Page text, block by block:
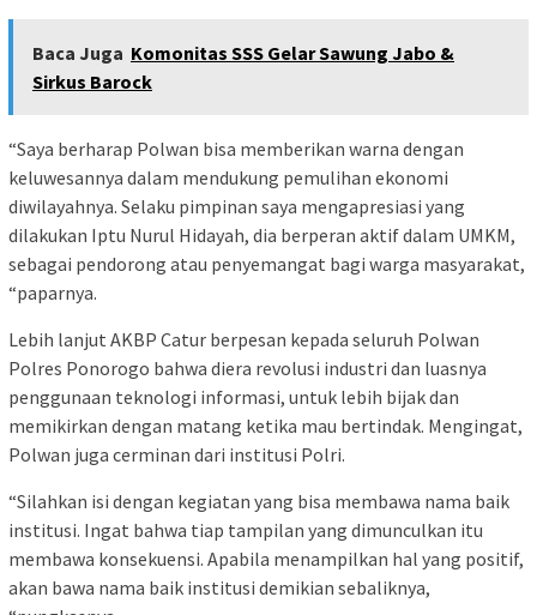
Baca Juga Komonitas SSS Gelar Sawung Jabo &
Sirkus Barock
“Saya berharap Polwan bisa memberikan warna dengan
keluwesannya dalam mendukung pemulihan ekonomi
diwilayahnya. Selaku pimpinan saya mengapresiasi yang
dilakukan Iptu Nurul Hidayah, dia berperan aktif dalam UMKM,
sebagai pendorong atau penyemangat bagi warga masyarakat,
“paparnya.
Lebih lanjut AKBP Catur berpesan kepada seluruh Polwan
Polres Ponorogo bahwa diera revolusi industri dan luasnya
penggunaan teknologi informasi, untuk lebih bijak dan
memikirkan dengan matang ketika mau bertindak. Mengingat,
Polwan juga cerminan dari institusi Polri.
“Silahkan isi dengan kegiatan yang bisa membawa nama baik
institusi. Ingat bahwa tiap tampilan yang dimunculkan itu
membawa konsekuensi. Apabila menampilkan hal yang positif,
akan bawa nama baik institusi demikian sebaliknya,